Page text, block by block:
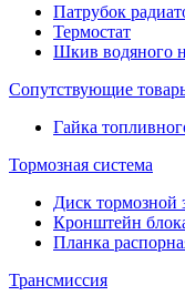
Патрубок
Термостат
Шкив водяного
Сопутствующие
Гайка
Тормозная система
Диск тормозной
Кронштейн
Планка
Трансмиссия